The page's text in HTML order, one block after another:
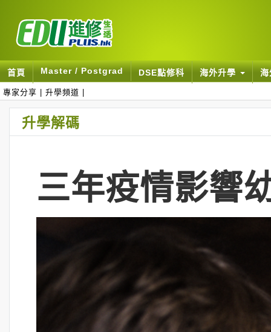
首頁 Master / Postgrad DSE點修科 海外升學
專家分享 升學頻道
升學解碼
三年疫情影響